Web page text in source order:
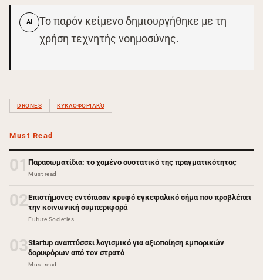
AI
Το παρόν κείμενο δημιουργήθηκε με τη
χρήση τεχνητής νοημοσύνης.
DRONES ΚΥΚΛΟΦΟΡΙΑΚΌ
Must Read
01 Παρασωματίδια: το χαμένο συστατικό της πραγματικότητας
Must read
02Επιστήμονες εντόπισαν κρυφό εγκεφαλικό σήμα που προβλέπει
την κοινωνική συμπεριφορά
Future Societies
03Startup αναπτύσσει λογισμικό για αξιοποίηση εμπορικών
δορυφόρων από τον στρατό
Must read